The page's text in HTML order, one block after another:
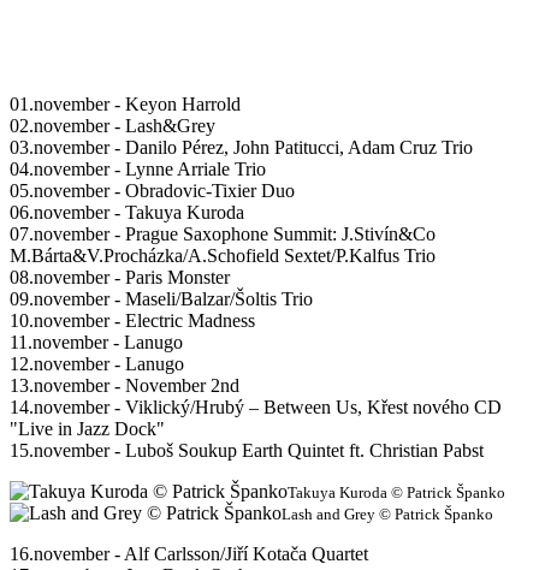
01.november - Keyon Harrold
02.november - Lash&Grey
03.november - Danilo Pérez, John Patitucci, Adam Cruz Trio
04.november - Lynne Arriale Trio
05.november - Obradovic-Tixier Duo
06.november - Takuya Kuroda
07.november - Prague Saxophone Summit: J.Stivín&Co
M.Bárta&V.Procházka/A.Schofield Sextet/P.Kalfus Trio
08.november - Paris Monster
09.november - Maseli/Balzar/Šoltis Trio
10.november - Electric Madness
11.november - Lanugo
12.november - Lanugo
13.november - November 2nd
14.november - Viklický/Hrubý – Between Us, Křest nového CD
"Live in Jazz Dock"
15.november - Luboš Soukup Earth Quintet ft. Christian Pabst
Takuya Kuroda © Patrick Španko
Lash and Grey © Patrick Španko
16.november - Alf Carlsson/Jiří Kotača Quartet